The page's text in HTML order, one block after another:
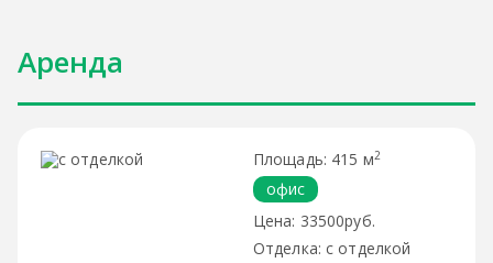
Аренда
415 м2
офис
33500руб.
с отделкой